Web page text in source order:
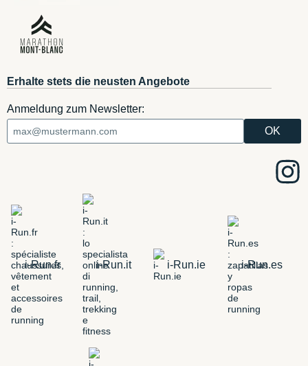
Erhalte stets die neusten Angebote
Anmeldung zum Newsletter:
i-Run.fr i-Run.it i-Run.ie i-Run.es